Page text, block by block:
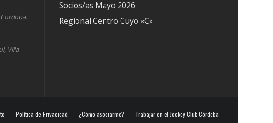
Córdoba.
Villa
Socios/as Mayo 2026
Regional Centro Cuyo «C»
Política de Privacidad ¿Cómo asociarme? Trabajar en el Jockey Club Córdoba